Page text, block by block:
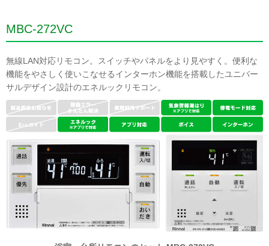
MBC-272VC
無線LAN対応リモコン。スイッチやパネルをより見やすく。便利な
機能をやさしく使いこなせるインターホン機能を搭載したユニバー
サルデザイン設計のエネルックリモコン。